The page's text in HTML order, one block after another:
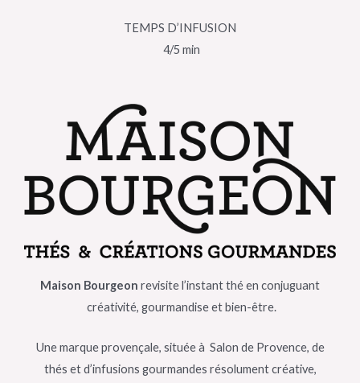
TEMPS D’INFUSION
4/5 min
Maison Bourgeon revisite l’instant thé en conjuguant
créativité, gourmandise et bien-être.
Une marque provençale, située à Salon de Provence, de
thés et d’infusions gourmandes résolument créative,